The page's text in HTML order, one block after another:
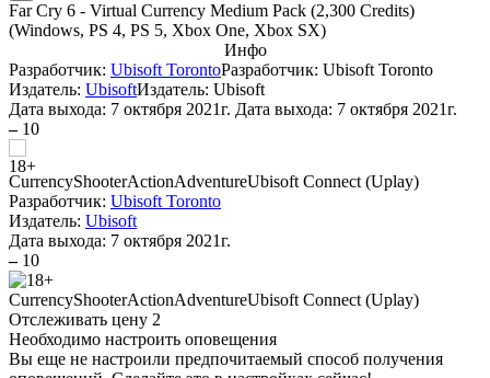
Far Cry 6 - Virtual Currency Medium Pack (2,300 Credits)
(Windows, PS 4, PS 5, Xbox One, Xbox SX)
Инфо
Разработчик: Ubisoft TorontoРазработчик: Ubisoft Toronto
Издатель: UbisoftИздатель: Ubisoft
Дата выхода: 7 октября 2021г. Дата выхода: 7 октября 2021г.
– 10
CurrencyShooterActionAdventureUbisoft Connect (Uplay)
Разработчик: Ubisoft Toronto
Издатель: Ubisoft
Дата выхода: 7 октября 2021г.
– 10
CurrencyShooterActionAdventureUbisoft Connect (Uplay)
Отслеживать цену 2
Необходимо настроить оповещения
Вы еще не настроили предпочитаемый способ получения